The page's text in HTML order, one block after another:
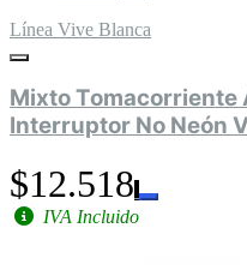
Línea Vive Blanca
Mixto Tomacorriente
Interruptor No Neón
$12.518
IVA Incluido